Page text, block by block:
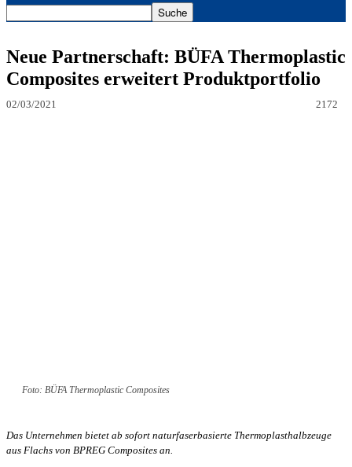
Neue Partnerschaft: BÜFA Thermoplastic
Composites erweitert Produktportfolio
02/03/2021 2172
Foto: BÜFA Thermoplastic Composites
Das Unternehmen bietet ab sofort naturfaserbasierte Thermoplasthalbzeuge
aus Flachs von BPREG Composites an.